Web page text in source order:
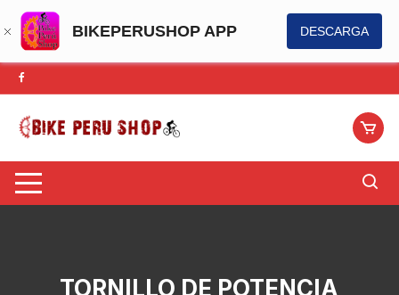
BIKEPERUSHOP APP DESCARGA
Saltar
al
contenido
TORNILLO DE POTENCIA